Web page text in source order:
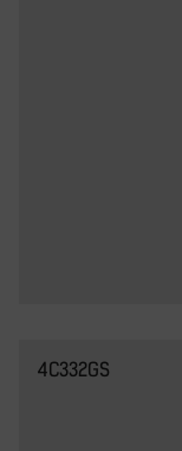
4C332GS